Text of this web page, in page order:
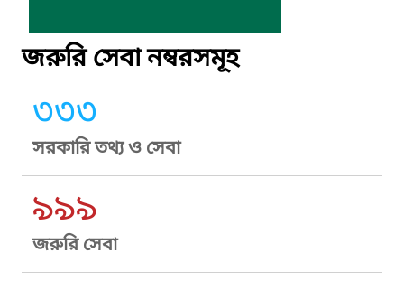
জরুরি সেবা নম্বরসমূহ
৩৩৩
সরকারি তথ্য ও সেবা
৯৯৯
জরুরি সেবা